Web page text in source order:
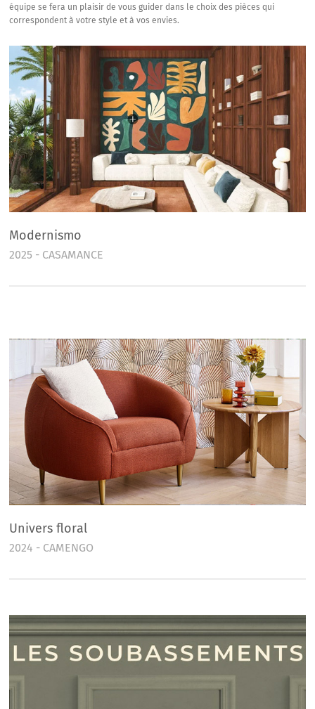
équipe se fera un plaisir de vous guider dans le choix des pièces qui
correspondent à votre style et à vos envies.
Modernismo
2025 - CASAMANCE
Univers floral
2024 - CAMENGO